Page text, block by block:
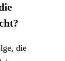
die